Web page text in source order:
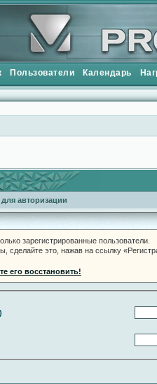
Пользователи Календарь
авторизации
зарегистрированные пользователи.
сделайте это, нажав на ссылку
его восстановить!